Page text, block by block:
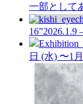
一部として
16”2026.1.9
Exhibition
日 (水) 〜1